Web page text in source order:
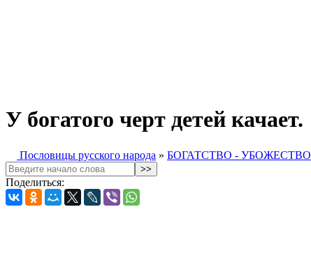
У богатого черт детей качает.
Пословицы русского народа » БОГАТСТВО - УБОЖЕСТВО
Поделиться: